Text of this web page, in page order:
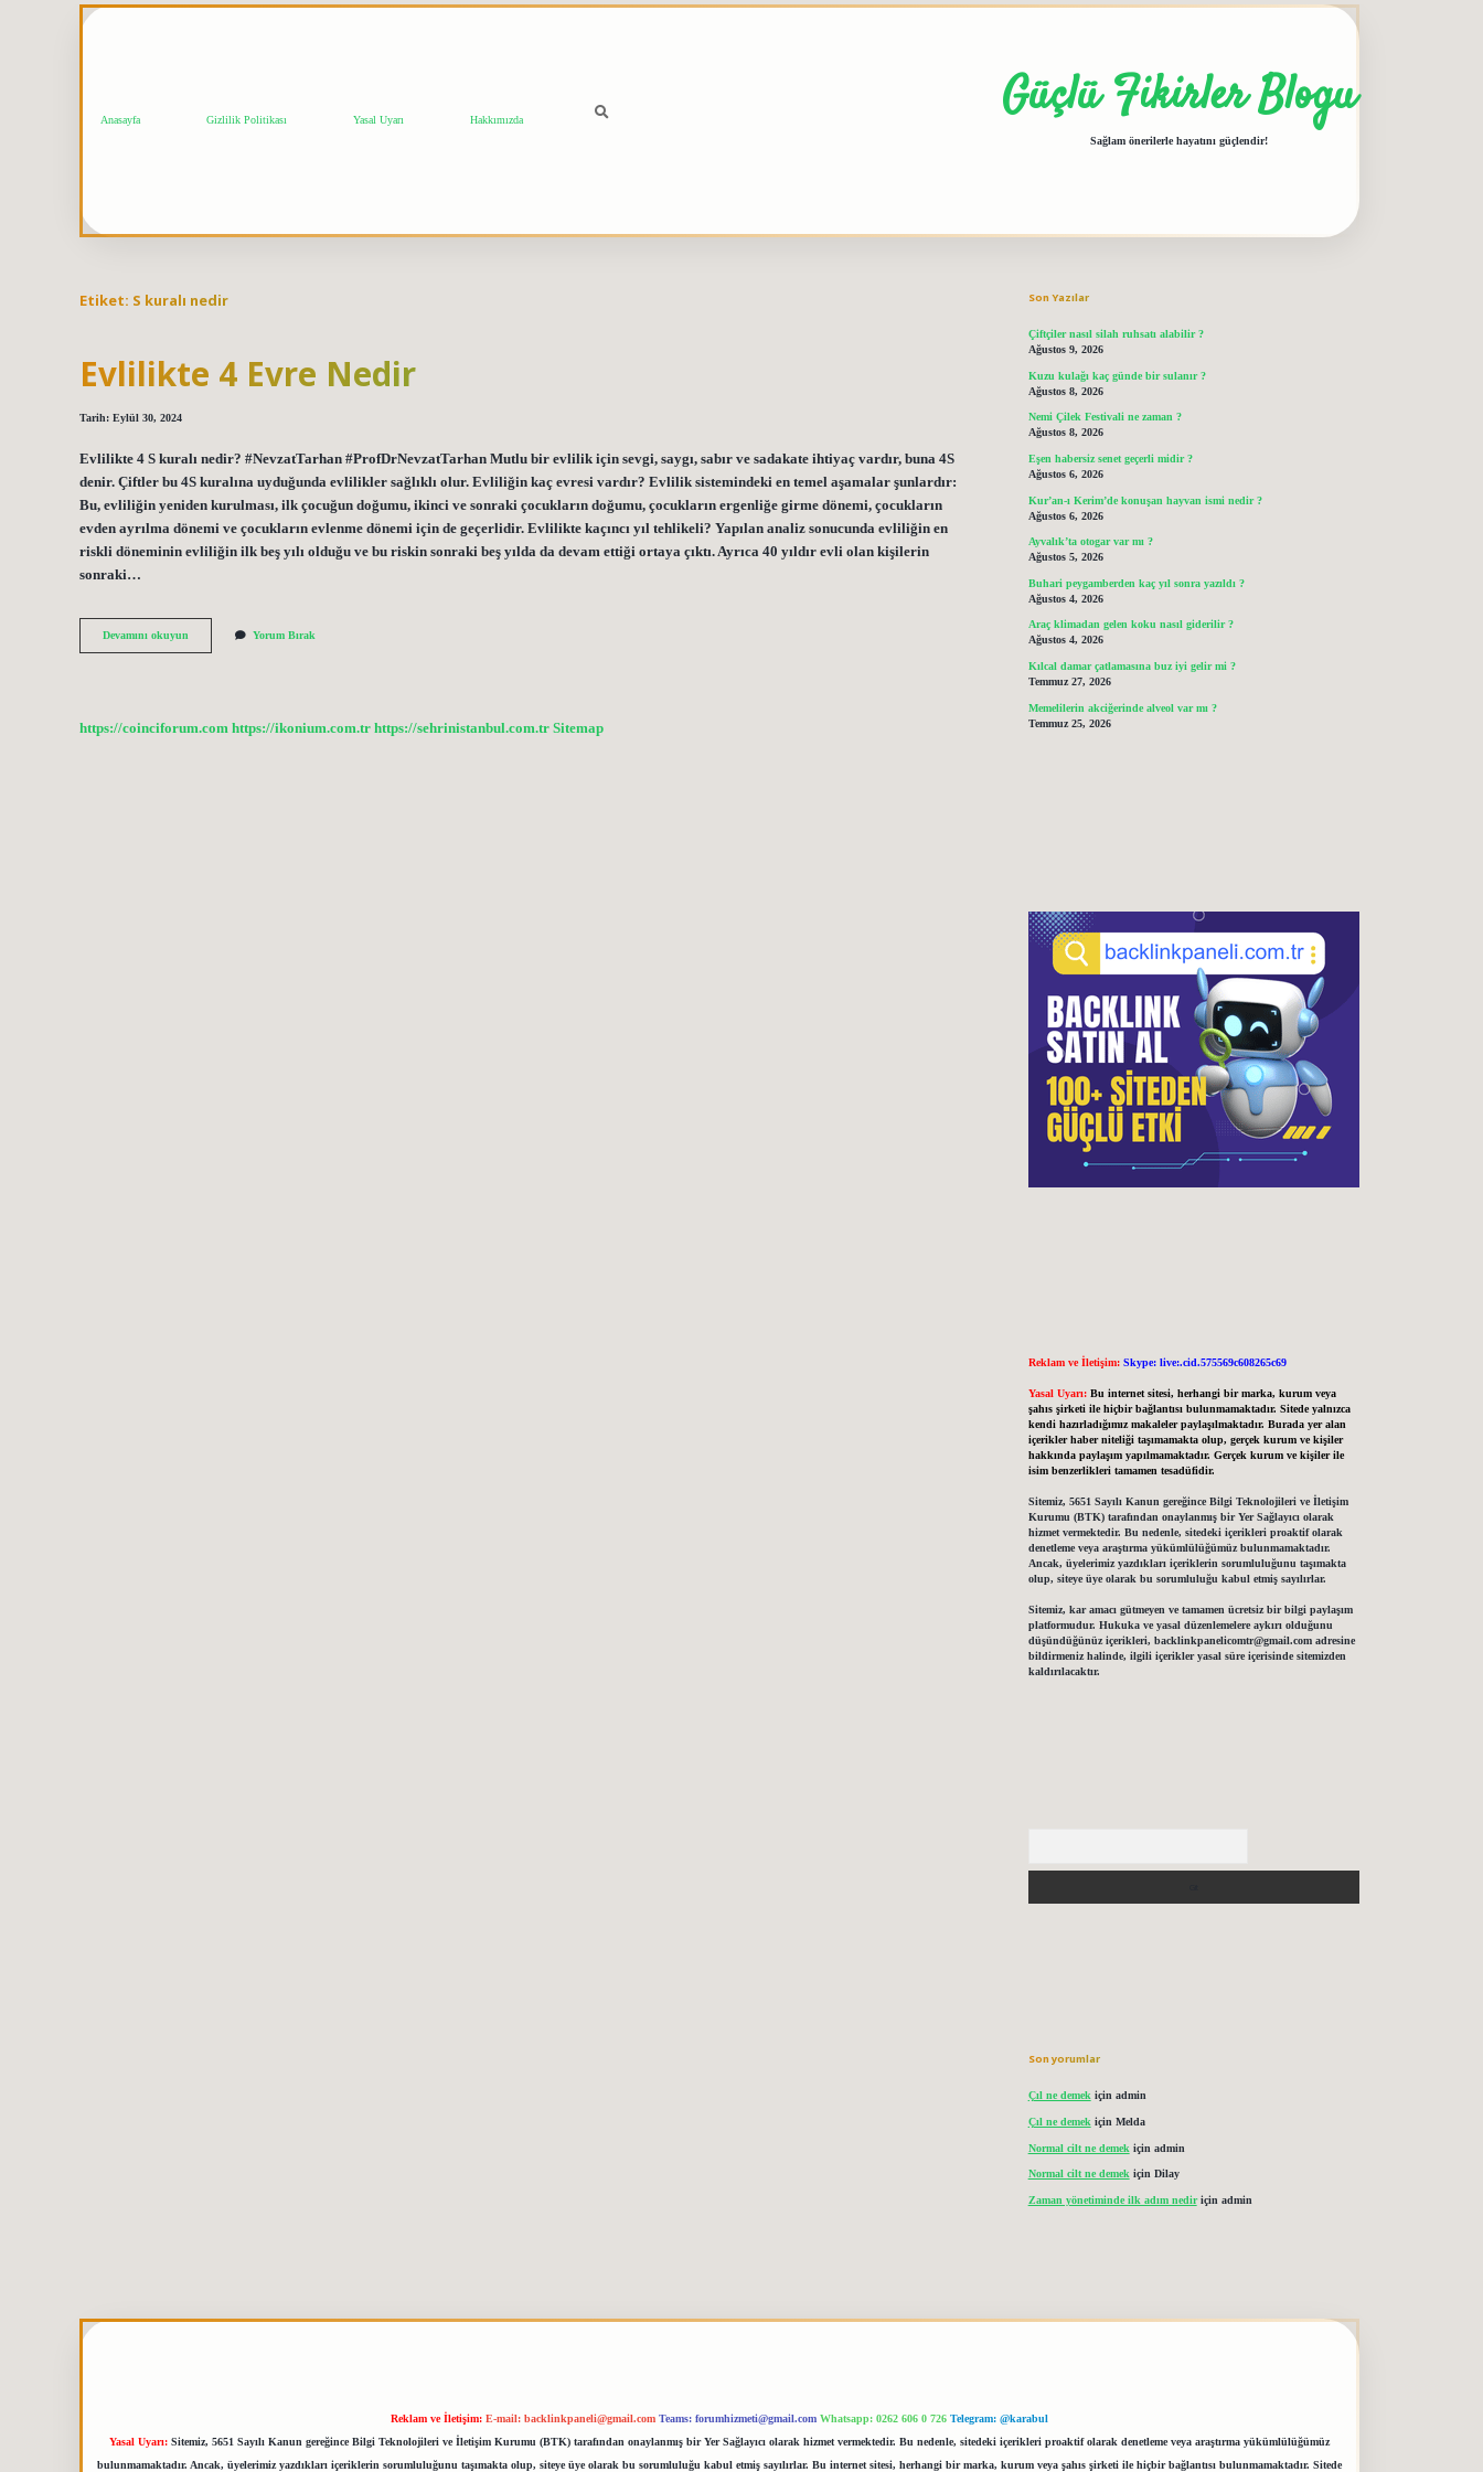
Anasayfa Gizlilik Politikası Yasal Uyarı Hakkımızda Güçlü Fikirler Blogu
Sağlam önerilerle hayatını güçlendir!
Etiket: S kuralı nedir
Evlilikte 4 Evre Nedir
Tarih: Eylül 30, 2024
Evlilikte 4 S kuralı nedir? #NevzatTarhan #ProfDrNevzatTarhan Mutlu bir evlilik için sevgi, saygı, sabır ve sadakate ihtiyaç vardır, buna 4S
denir. Çiftler bu 4S kuralına uyduğunda evlilikler sağlıklı olur. Evliliğin kaç evresi vardır? Evlilik sistemindeki en temel aşamalar şunlardır:
Bu, evliliğin yeniden kurulması, ilk çocuğun doğumu, ikinci ve sonraki çocukların doğumu, çocukların ergenliğe girme dönemi, çocukların
evden ayrılma dönemi ve çocukların evlenme dönemi için de geçerlidir. Evlilikte kaçıncı yıl tehlikeli? Yapılan analiz sonucunda evliliğin en
riskli döneminin evliliğin ilk beş yılı olduğu ve bu riskin sonraki beş yılda da devam ettiği ortaya çıktı. Ayrıca 40 yıldır evli olan kişilerin
sonraki…
Devamını okuyun
4
Yorum Bırak
https://coinciforum.com https://ikonium.com.tr https://sehrinistanbul.com.tr Sitemap
Son Yazılar
Çiftçiler nasıl silah ruhsatı alabilir ?
Ağustos 9, 2026
Kuzu kulağı kaç günde bir sulanır ?
Ağustos 8, 2026
Nemi Çilek Festivali ne zaman ?
Ağustos 8, 2026
Eşen habersiz senet geçerli midir ?
Ağustos 6, 2026
Kur’an-ı Kerim’de konuşan hayvan ismi nedir ?
Ağustos 6, 2026
Ayvalık’ta otogar var mı ?
Ağustos 5, 2026
Buhari peygamberden kaç yıl sonra yazıldı ?
Ağustos 4, 2026
Araç klimadan gelen koku nasıl giderilir ?
Ağustos 4, 2026
Kılcal damar çatlamasına buz iyi gelir mi ?
Temmuz 27, 2026
Memelilerin akciğerinde alveol var mı ?
Temmuz 25, 2026
Reklam ve İletişim: Skype: live:.cid.575569c608265c69
Yasal Uyarı: Bu internet sitesi, herhangi bir marka, kurum veya
şahıs şirketi ile hiçbir bağlantısı bulunmamaktadır. Sitede yalnızca
kendi hazırladığımız makaleler paylaşılmaktadır. Burada yer alan
içerikler haber niteliği taşımamakta olup, gerçek kurum ve kişiler
hakkında paylaşım yapılmamaktadır. Gerçek kurum ve kişiler ile
isim benzerlikleri tamamen tesadüfidir.
Sitemiz, 5651 Sayılı Kanun gereğince Bilgi Teknolojileri ve İletişim
Kurumu (BTK) tarafından onaylanmış bir Yer Sağlayıcı olarak
hizmet vermektedir. Bu nedenle, sitedeki içerikleri proaktif olarak
denetleme veya araştırma yükümlülüğümüz bulunmamaktadır.
Ancak, üyelerimiz yazdıkları içeriklerin sorumluluğunu taşımakta
olup, siteye üye olarak bu sorumluluğu kabul etmiş sayılırlar.
Sitemiz, kar amacı gütmeyen ve tamamen ücretsiz bir bilgi paylaşım
platformudur. Hukuka ve yasal düzenlemelere aykırı olduğunu
düşündüğünüz içerikleri, backlinkpanelicomtr@gmail.comadresine
bildirmeniz halinde, ilgili içerikler yasal süre içerisinde sitemizden
kaldırılacaktır.
Son yorumlar
Çıl ne demekiçin admin
Çıl ne demek için Melda
Normal cilt ne demek için admin
Normal cilt ne demek için Dilay
Zaman yönetiminde ilk adım nediriçin admin
Reklam ve İletişim: E-mail: backlinkpaneli@gmail.com Teams: forumhizmeti@gmail.com Whatsapp: 0262 606 0 726 Telegram: @karabul
Yasal Uyarı: Sitemiz, 5651 Sayılı Kanun gereğince Bilgi Teknolojileri ve İletişim Kurumu (BTK) tarafından onaylanmış bir Yer Sağlayıcı olarak hizmet vermektedir. Bu nedenle, sitedeki içerikleri proaktif olarak denetleme veya araştırma yükümlülüğümüz
bulunmamaktadır. Ancak, üyelerimiz yazdıkları içeriklerin sorumluluğunu taşımakta olup, siteye üye olarak bu sorumluluğu kabul etmiş sayılırlar. Bu internet sitesi, herhangi bir marka, kurum veya şahıs şirketi ile hiçbir bağlantısı bulunmamaktadır. Sitede